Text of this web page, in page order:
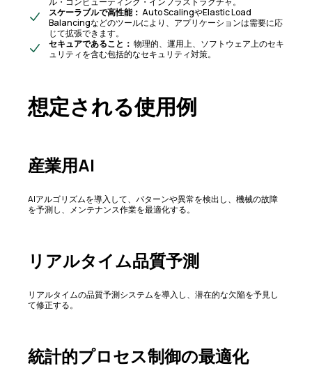
スケーラブルで高性能： Auto ScalingやElastic Load
Balancingなどのツールにより、アプリケーションは需要に応
じて拡張できます。
セキュアであること： 物理的、運用上、ソフトウェア上のセキ
ュリティを含む包括的なセキュリティ対策。
想定される使用例
産業用AI
AIアルゴリズムを導入して、パターンや異常を検出し、機械の故障
を予測し、メンテナンス作業を最適化する。
リアルタイム品質予測
リアルタイムの品質予測システムを導入し、潜在的な欠陥を予見し
て修正する。
統計的プロセス制御の最適化